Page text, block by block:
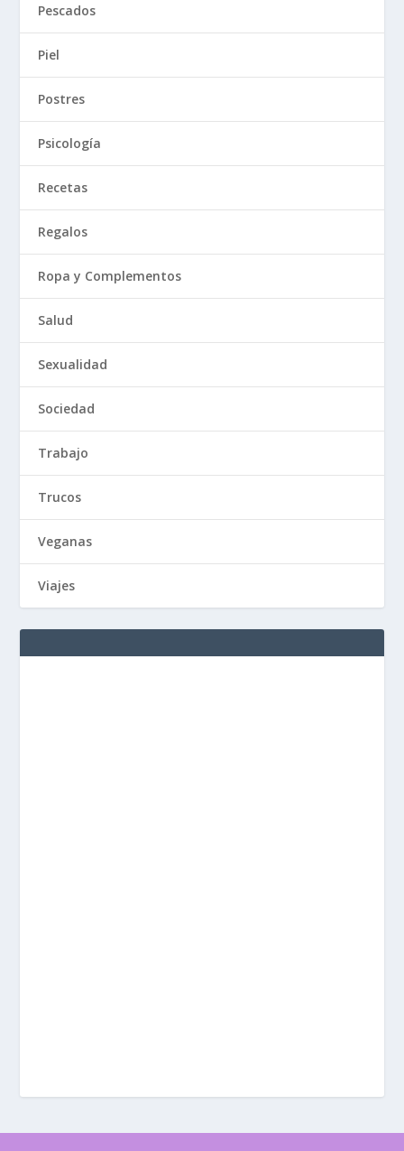
Pescados
Piel
Postres
Psicología
Recetas
Regalos
Ropa y Complementos
Salud
Sexualidad
Sociedad
Trabajo
Trucos
Veganas
Viajes